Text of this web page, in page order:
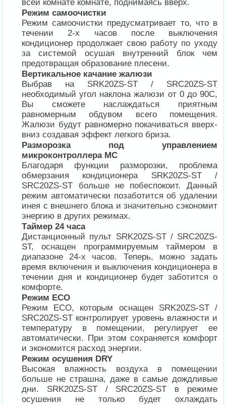
всей комнате комнате, поднимаясь вверх.
Режим самоочистки
Режим самоочистки предусматривает то, что в
течении 2-х часов после выключения
кондиционер продолжает свою работу по уходу
за системой осушая внутренний блок чем
предотвращая образование плесени.
Вертикальное качание жалюзи
Выбрав на SRK20ZS-ST / SRC20ZS-ST
необходимый угол наклона жалюзи от 0 до 90С,
Вы сможете наслаждаться приятным
равномерным обдувом всего помещения.
Жалюзи будут равномерно покачиваться вверх-
вниз создавая эффект легкого бриза.
Разморозка под управлением
микроконтроллера MC
Благодаря функции разморозки, проблема
обмерзания кондиционера SRK20ZS-ST /
SRC20ZS-ST больше не побеспокоит. Данный
режим автоматически позаботится об удалении
инея с внешнего блока и значительно сэкономит
энергию в других режимах.
Таймер 24 часа
Дистанционный пульт SRK20ZS-ST / SRC20ZS-
ST, оснащен программируемым таймером в
диапазоне 24-х часов. Теперь, можно задать
время включения и выключения кондиционера в
течении дня и кондиционер будет заботится о
комфорте.
Режим ECO
Режим ECO, которым оснащен SRK20ZS-ST /
SRC20ZS-ST контролирует уровень влажности и
температуру в помещении, регулирует ее
автоматически. При этом сохраняется комфорт
и экономится расход энергии.
Режим осушения DRY
Высокая влажность воздуха в помещении
больше не страшна, даже в самые дождливые
дни. SRK20ZS-ST / SRC20ZS-ST в режиме
осушения не только будет охлаждать